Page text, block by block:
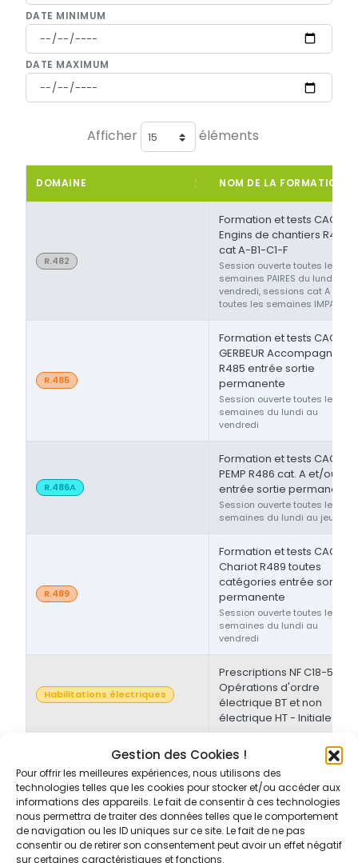
Gestion des Cookies !
Pour offrir les meilleures expériences, nous utilisons des
technologies telles que les cookies pour stocker et/ou accéder aux
informations des appareils. Le fait de consentir à ces technologies
nous permettra de traiter des données telles que le comportement
de navigation ou les ID uniques sur ce site. Le fait de ne pas
consentir ou de retirer son consentement peut avoir un effet négatif
sur certaines caractéristiques et fonctions.
DATE MINIMUM
DATE MAXIMUM
Afficher éléments
DOMAINE NOM DE LA FORMATION
R.482
Formation et tests CACES®
Engins de chantiers R482
cat A-B1-C1-F
Session ouverte toutes les
semaines PAIRES du lundi au
vendredi, sessions cat A ou F
toutes les semaines IMPAIRES
R.485
Formation et tests CACES®
GERBEUR Accompagnant
R485 entrée sortie
permanente
Session ouverte toutes les
semaines du lundi au
vendredi
R.486A
Formation et tests CACES®
PEMP R486 cat. A et/ou B
entrée sortie permanente
Session ouverte toutes les
semaines du lundi au jeudi
R.489
Formation et tests CACES®
Chariot R489 toutes
catégories entrée sortie
permanente
Session ouverte toutes les
semaines du lundi au
vendredi
Habilitations électriques
Prescriptions NF C18-510 -
Opérations d'ordre
électrique BT et non
électrique HT - Initiale
Habilitations électriques
Prescriptions NF C18-510 -
Opérations d'ordre non-
électrique BT et/ou HT -
Initiale/Recyclage
Prescriptions NF C18-510 -
Opérations d'ordre non-